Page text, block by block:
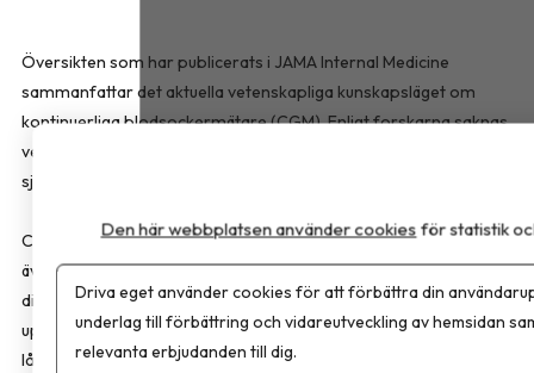
Översikten som har publicerats i JAMA Internal Medicine
sammanfattar det aktuella vetenskapliga kunskapsläget om
kontinuerliga blodsockermätare (CGM). Enligt forskarna saknas
vetenskapligt stöd för att tekniken förbättrar hälsan eller
sjukdom hos personer utan diabetes.
CGM utvecklades för personer med typ 1-diabetes och används i
även av många med typ 2-diabetes. För personer med typ 2-
diabetes kan tekniken underlätta behandlingen, minska behovet av
upprepade fingerstick och ge en mindre förbättring av
långtidsblodsockret, särskilt hos personer med ökad risk för
Den här webbplatsen använder cookies för statistik
Driva eget använder cookies för att förbättra din
underlag till förbättring och vidareutveckling av hemsidan
relevanta erbjudanden till dig.